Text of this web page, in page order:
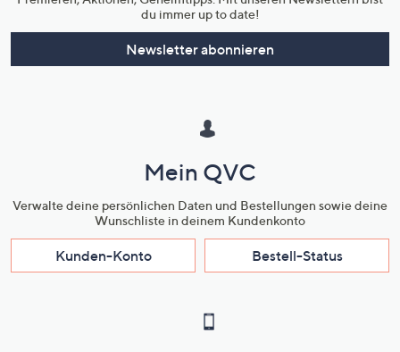
du immer up to date!
Newsletter abonnieren
Mein QVC
Verwalte deine persönlichen Daten und Bestellungen sowie deine
Wunschliste in deinem Kundenkonto
Kunden-Konto Bestell-Status